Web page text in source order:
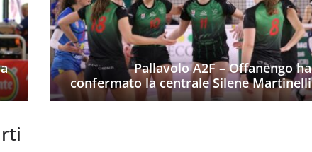
Pallavolo A2F – Offanengo ha
confermato la centrale Silene Martinelli